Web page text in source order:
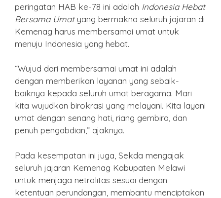
peringatan HAB ke-78 ini adalah Indonesia Hebat
Bersama Umatyang bermakna seluruh jajaran di
Kemenag harus membersamai umat untuk
menuju Indonesia yang hebat.
“Wujud dari membersamai umat ini adalah
dengan memberikan layanan yang sebaik-
baiknya kepada seluruh umat beragama. Mari
kita wujudkan birokrasi yang melayani. Kita layani
umat dengan senang hati, riang gembira, dan
penuh pengabdian,” ajaknya.
Pada kesempatan ini juga, Sekda mengajak
seluruh jajaran Kemenag Kabupaten Melawi
untuk menjaga netralitas sesuai dengan
ketentuan perundangan, membantu menciptakan